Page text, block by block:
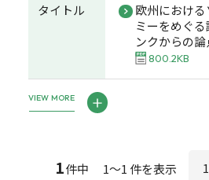
タイトル
欧州におけ
ミーをめぐ
ンクからの
800.2KB
VIEW MORE
1件中 1～1 件を表示